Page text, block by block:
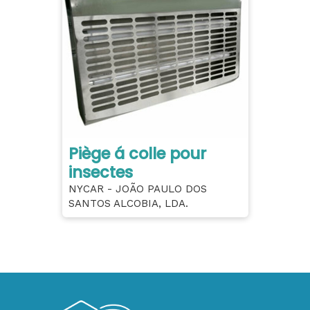
Piège á colle pour
insectes
NYCAR - JOÃO PAULO DOS
SANTOS ALCOBIA, LDA.